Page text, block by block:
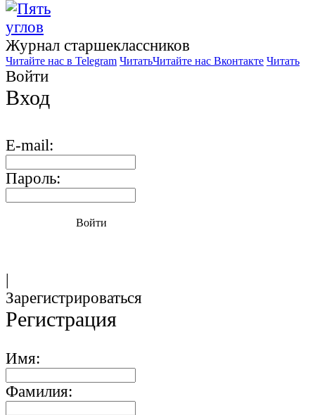
Журнал старшекласcников
Читайте нас в Telegram ЧитатьЧитайте нас Вконтакте Читать
Войти
Вход
E-mail:
Пароль:
Войти
|
Зарегистрироваться
Регистрация
Имя:
Фамилия: